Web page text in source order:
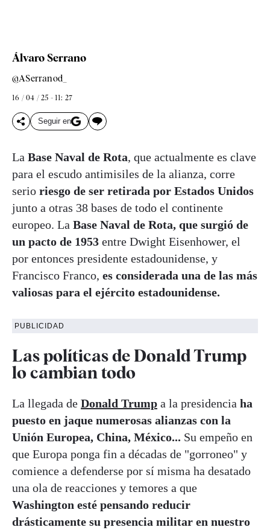
Álvaro Serrano
@ASerranod_
16 / 04 / 25 - 11: 27
Seguir en
La Base Naval de Rota, que actualmente es clave
para el escudo antimisiles de la alianza, corre
serio riesgo de ser retirada por Estados Unidos
junto a otras 38 bases de todo el continente
europeo. La Base Naval de Rota, que surgió de
un pacto de 1953 entre Dwight Eisenhower, el
por entonces presidente estadounidense, y
Francisco Franco, es considerada una de las más
valiosas para el ejército estadounidense.
PUBLICIDAD
Las políticas de Donald Trump
lo cambian todo
La llegada de Donald Trump a la presidencia ha
puesto en jaque numerosas alianzas con la
Unión Europea, China, México... Su empeño en
que Europa ponga fin a décadas de "gorroneo" y
comience a defenderse por sí misma ha desatado
una ola de reacciones y temores a que
Washington esté pensando reducir
drásticamente su presencia militar en nuestro